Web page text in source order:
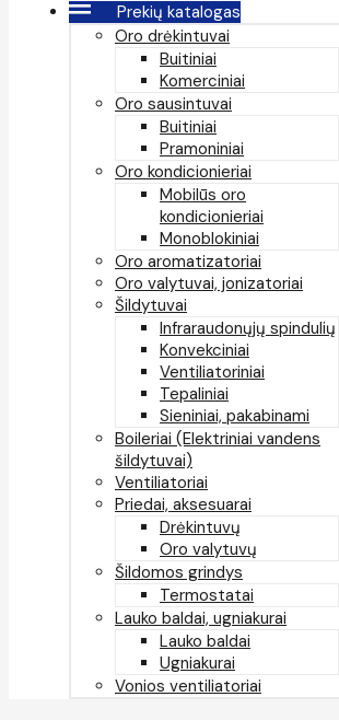
Prekių katalogas
Oro drėkintuvai
Buitiniai
Komerciniai
Oro sausintuvai
Buitiniai
Pramoniniai
Oro kondicionieriai
Mobilūs oro
kondicionieriai
Monoblokiniai
Oro aromatizatoriai
Oro valytuvai, jonizatoriai
Šildytuvai
Infraraudonųjų spindulių
Konvekciniai
Ventiliatoriniai
Tepaliniai
Sieniniai, pakabinami
Boileriai (Elektriniai vandens
šildytuvai)
Ventiliatoriai
Priedai, aksesuarai
Drėkintuvų
Oro valytuvų
Šildomos grindys
Termostatai
Lauko baldai, ugniakurai
Lauko baldai
Ugniakurai
Vonios ventiliatoriai